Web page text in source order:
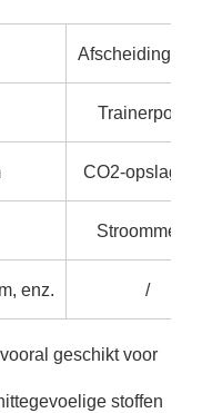
Trainerpomp
CO2-
Stroommeter
enz. /
geschikt voor
stoffen